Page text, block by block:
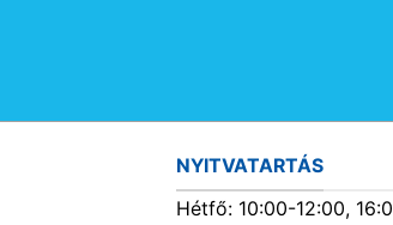
NYITVATARTÁS
Hétfő: 10:00-12:00,